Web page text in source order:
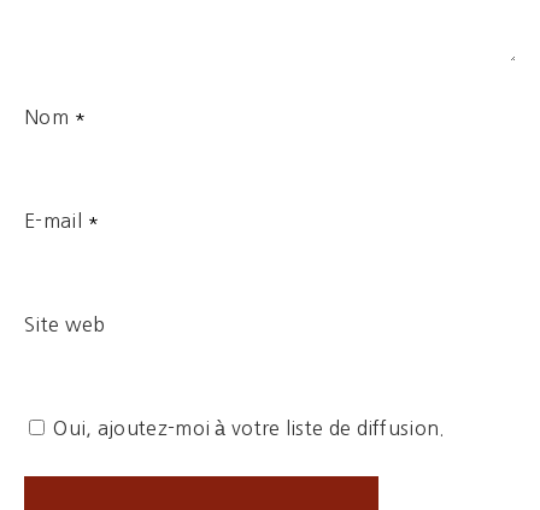
Nom *
E-mail *
Site web
Oui, ajoutez-moi à votre liste de diffusion.